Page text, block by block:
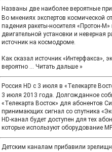
Названы две наиболее вероятные
Во мнениях экспертов космической
падения ракеты-носителя «Протон-М»
двигательной установки и неверная
источник на космодроме.
Как сказал источник «Интерфакса»,
вероятно ... Читать дальше »
Россия HD с 3 июля в «Телекарте
3 июля 2013 года. Долгожданное
«Телекарта Восток» для абонентов
принимающих сигнал со спутника
HD-канал будет доступен для тех
которые используют оборудование
Детским каналам прибавили